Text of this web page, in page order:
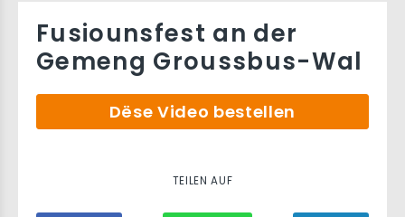
Fusiounsfest an der
Gemeng Groussbus-Wal
Dëse Video bestellen
TEILEN AUF